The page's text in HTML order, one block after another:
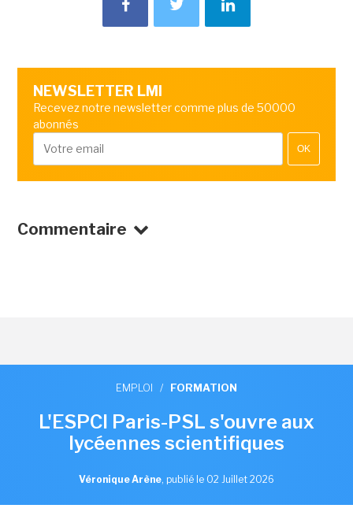
NEWSLETTER LMI
Recevez notre newsletter comme plus de 50000
abonnés
OK
Commentaire
EMPLOI / FORMATION
L'ESPCI Paris-PSL s'ouvre aux
lycéennes scientifiques
Véronique Arène, publié le 02 Juillet 2026